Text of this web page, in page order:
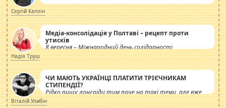
Сергій Каплін
Медіа-консолідація у Полтаві – рецепт проти
утисків
8 вересня – Міжнародний день солідарності
журналістів.
Надія Труш
ЧИ МАЮТЬ УКРАЇНЦІ ПЛАТИТИ ТРІЄЧНИКАМ
СТИПЕНДІЇ?
Рідко пишу лонгріди тим паче на такі теми, але вже
просто дістало! Обурюють сьогоднішні інсенуації
навколо стипендіального питання. Штучно
Віталій Улибін